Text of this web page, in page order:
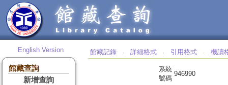
English Version
館藏查詢
新增查詢
館藏記錄 ‧ 詳細格式 ‧ 引用格式 ‧ 機讀
系統
號碼
946990